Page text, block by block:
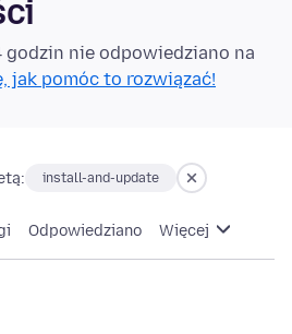
nie odpowiedziano na
jak pomóc to rozwiązać!
install-and-update
Odpowiedziano Więcej